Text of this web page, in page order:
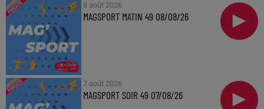
8 août 2026
MAGSPORT MATIN 49 08/08/26
7 août 2026
MAGSPORT SOIR 49 07/08/26